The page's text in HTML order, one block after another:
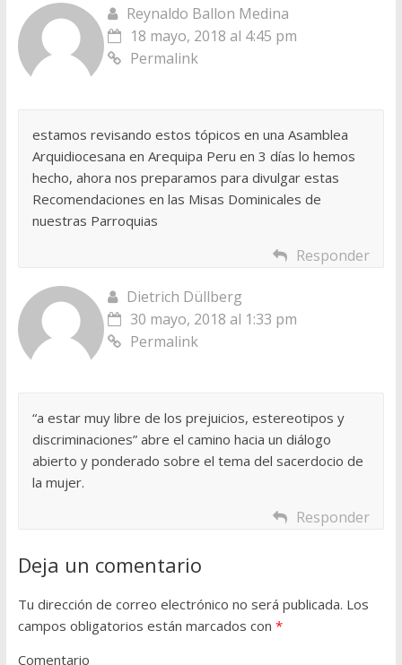
Reynaldo Ballon Medina
18 mayo, 2018 al 4:45 pm
Permalink
estamos revisando estos tópicos en una Asamblea
Arquidiocesana en Arequipa Peru en 3 días lo hemos
hecho, ahora nos preparamos para divulgar estas
Recomendaciones en las Misas Dominicales de
nuestras Parroquias
Responder
Dietrich Düllberg
30 mayo, 2018 al 1:33 pm
Permalink
“a estar muy libre de los prejuicios, estereotipos y
discriminaciones” abre el camino hacia un diálogo
abierto y ponderado sobre el tema del sacerdocio de
la mujer.
Responder
Deja un comentario
Tu dirección de correo electrónico no será publicada. Los
campos obligatorios están marcados con *
Comentario